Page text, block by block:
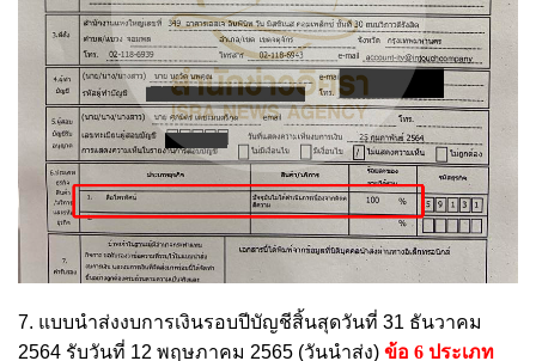
7. แบบนำส่งงบการเงินรอบปีบัญชีสิ้นสุดวันที่ 31 ธันวาคม
2564 รับวันที่ 12 พฤษภาคม 2565 (วันนำส่ง) ข้อ 6 ประเภท